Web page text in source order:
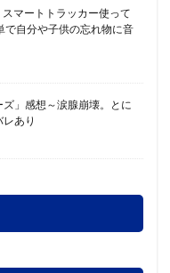
マートトラッカー使って
で自分や子供の忘れ物に音
」感想～涙腺崩壊。とに
あり